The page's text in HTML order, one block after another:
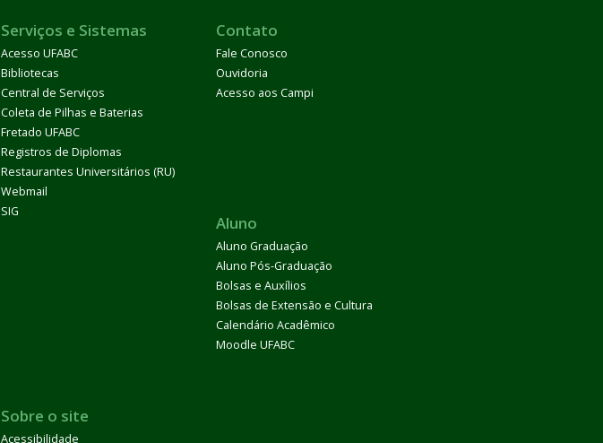
Serviços e Sistemas
Acesso UFABC
Bibliotecas
Central de Serviços
Coleta de Pilhas e Baterias
Fretado UFABC
Registros de Diplomas
Restaurantes Universitários (RU)
Webmail
SIG
Contato
Fale Conosco
Ouvidoria
Acesso aos Campi
Aluno
Aluno Graduação
Aluno Pós-Graduação
Bolsas e Auxílios
Bolsas de Extensão e Cultura
Calendário Acadêmico
Moodle UFABC
Sobre o site
Acessibilidade